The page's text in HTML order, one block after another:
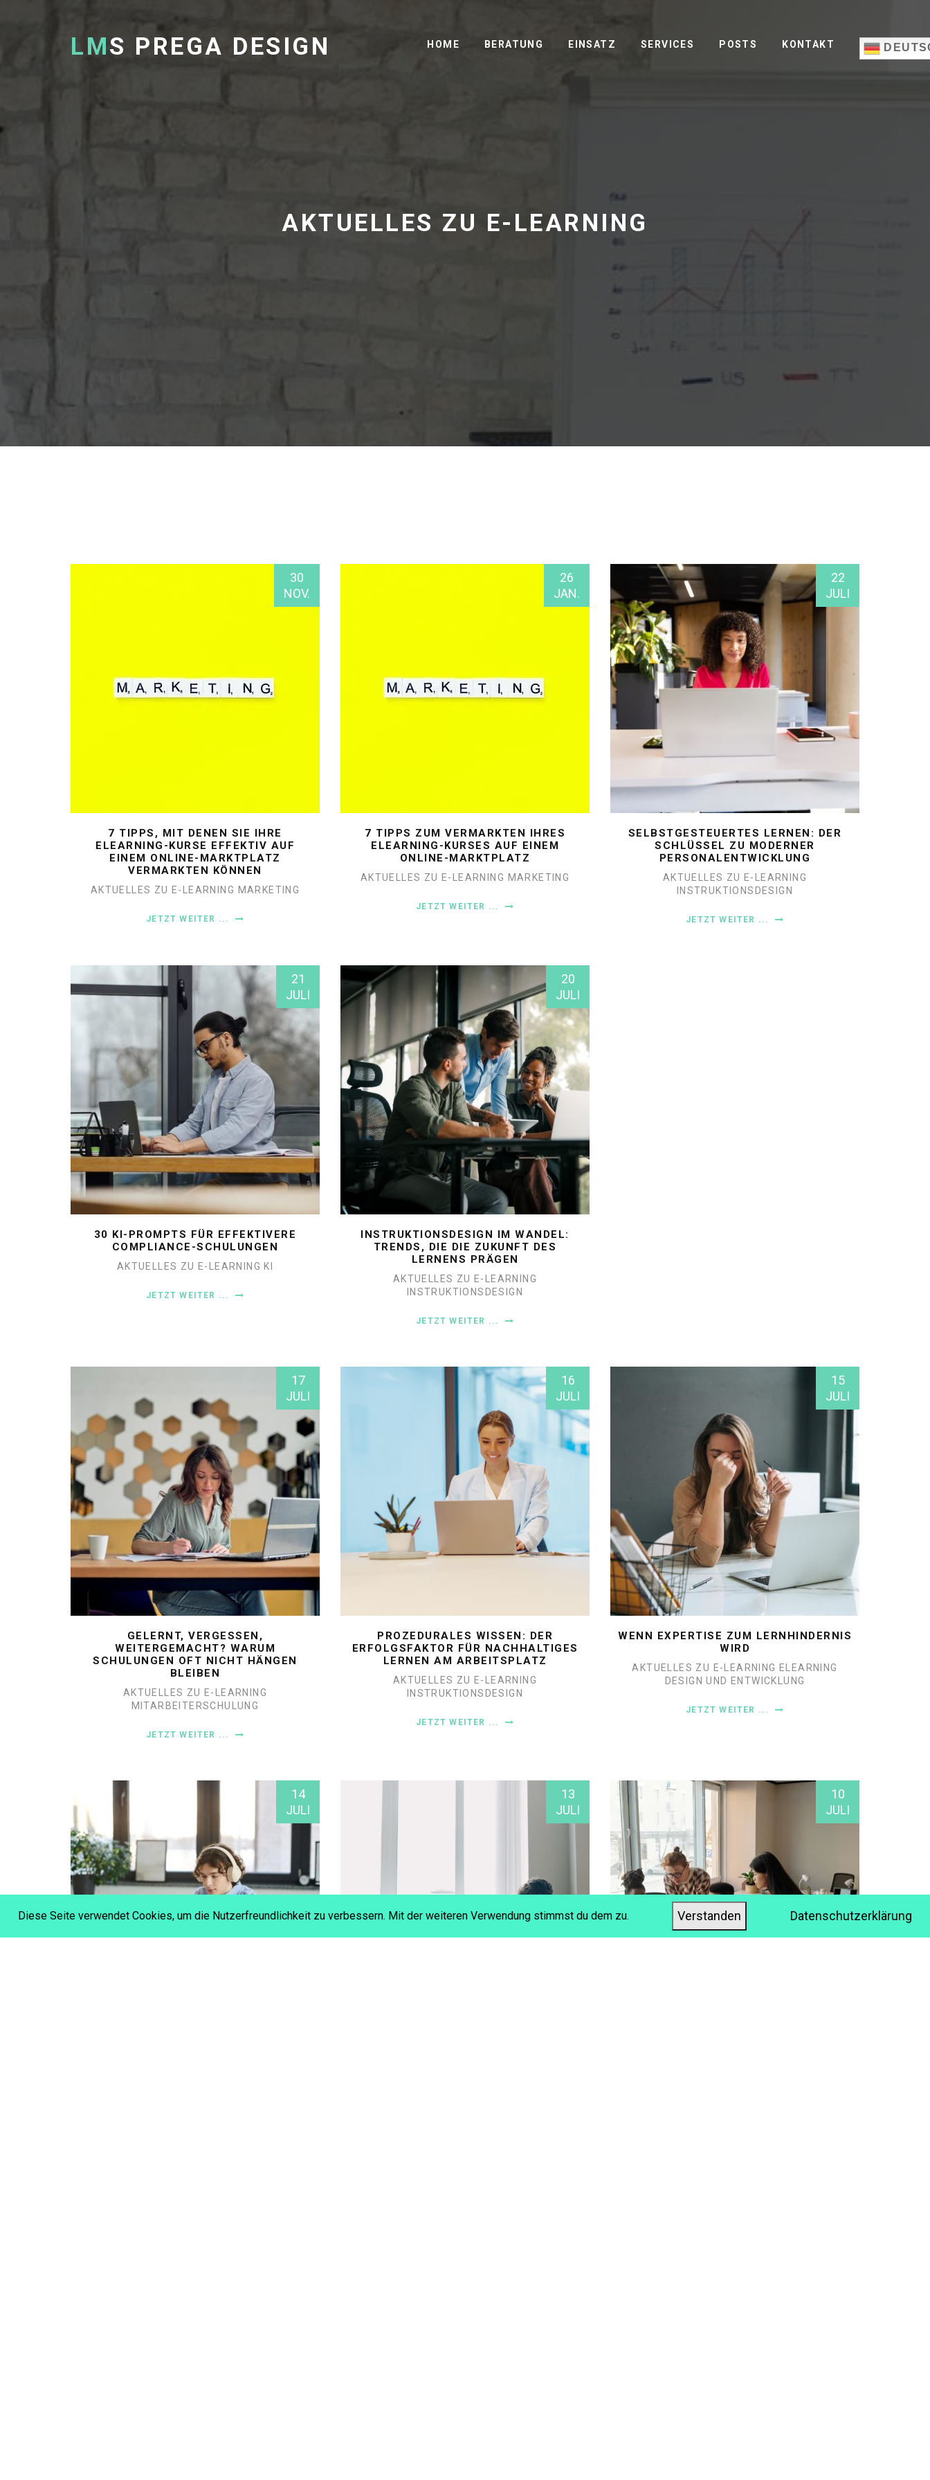
LMS PREGA DESIGN HOME BERATUNG EINSATZ SERVICES POSTS KONTAKT
AKTUELLES ZU E-LEARNING
30
NOV.
7 TIPPS, MIT DENEN SIE IHRE
ELEARNING-KURSE EFFEKTIV AUF
EINEM ONLINE-MARKTPLATZ
VERMARKTEN KÖNNEN
AKTUELLES ZU E-LEARNING MARKETING
JETZT WEITER ...
26
JAN.
7 TIPPS ZUM VERMARKTEN IHRES
ELEARNING-KURSES AUF EINEM
ONLINE-MARKTPLATZ
AKTUELLES ZU E-LEARNING MARKETING
JETZT WEITER ...
22
JULI
SELBSTGESTEUERTES LERNEN: DER
SCHLÜSSEL ZU MODERNER
PERSONALENTWICKLUNG
AKTUELLES ZU E-LEARNING
INSTRUKTIONSDESIGN
JETZT WEITER ...
21
JULI
30 KI-PROMPTS FÜR EFFEKTIVERE
COMPLIANCE-SCHULUNGEN
AKTUELLES ZU E-LEARNING KI
JETZT WEITER ...
20
JULI
INSTRUKTIONSDESIGN IM WANDEL:
TRENDS, DIE DIE ZUKUNFT DES
LERNENS PRÄGEN
AKTUELLES ZU E-LEARNING
INSTRUKTIONSDESIGN
JETZT WEITER ...
17
JULI
GELERNT, VERGESSEN,
WEITERGEMACHT? WARUM
SCHULUNGEN OFT NICHT HÄNGEN
BLEIBEN
AKTUELLES ZU E-LEARNING
MITARBEITERSCHULUNG
JETZT WEITER ...
16
JULI
PROZEDURALES WISSEN: DER
ERFOLGSFAKTOR FÜR NACHHALTIGES
LERNEN AM ARBEITSPLATZ
AKTUELLES ZU E-LEARNING
INSTRUKTIONSDESIGN
JETZT WEITER ...
15
JULI
WENN EXPERTISE ZUM LERNHINDERNIS
WIRD
AKTUELLES ZU E-LEARNING ELEARNING
DESIGN UND ENTWICKLUNG
JETZT WEITER ...
14
JULI
13
JULI
10
JULI
Diese Seite verwendet Cookies, um die Nutzerfreundlichkeit zu verbessern. Mit der weiteren Verwendung stimmst du dem zu. Verstanden Datenschutzerklärung